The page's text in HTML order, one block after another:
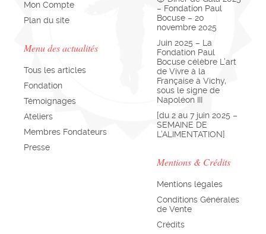
Mon Compte
Plan du site
Menu des actualités
Tous les articles
Fondation
Témoignages
Ateliers
Membres Fondateurs
Presse
– Fondation Paul
Bocuse – 20
novembre 2025
Juin 2025 – La
Fondation Paul
Bocuse célèbre L’art
de Vivre à la
Française à Vichy,
sous le signe de
Napoléon III
[du 2 au 7 juin 2025 –
SEMAINE DE
L’ALIMENTATION]
Mentions & Crédits
Mentions légales
Conditions Générales
de Vente
Crédits